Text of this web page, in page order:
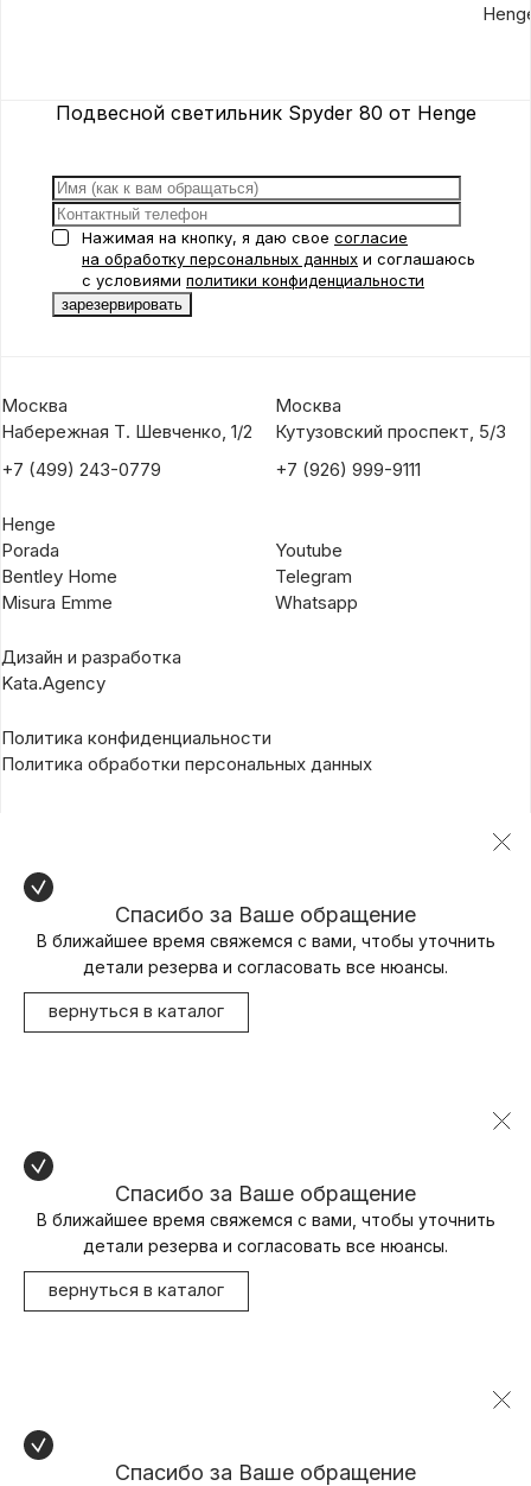
Подвесной светильник Spyder 80 от Henge
Нажимая на кнопку, я даю свое согласие
на обработку персональных данных и соглашаюсь
с условиями политики конфиденциальности
Москва
Набережная Т. Шевченко, 1/2
+7 (499) 243-0779
Москва
Кутузовский проспект, 5/3
+7 (926) 999-9111
Henge
Porada
Bentley Home
Misura Emme
Youtube
Telegram
Whatsapp
Дизайн и разработка
Kata.Agency
Политика конфиденциальности
Политика обработки персональных данных
Спасибо за Ваше обращение
В ближайшее время свяжемся с вами, чтобы уточнить
детали резерва и согласовать все нюансы.
вернуться в каталог
Спасибо за Ваше обращение
В ближайшее время свяжемся с вами, чтобы уточнить
детали резерва и согласовать все нюансы.
вернуться в каталог
Спасибо за Ваше обращение